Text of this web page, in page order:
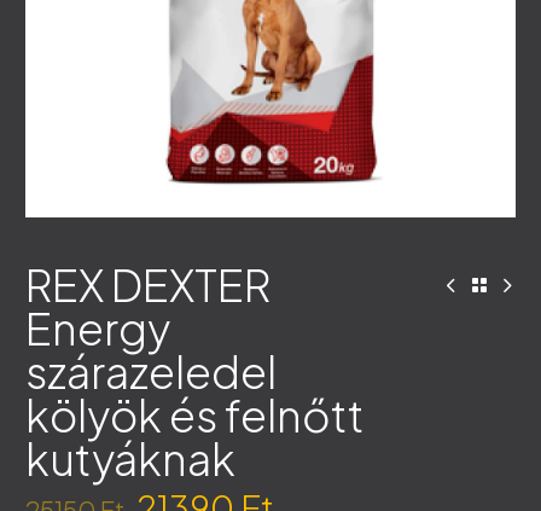
REX DEXTER
Energy
szárazeledel
kölyök és felnőtt
kutyáknak